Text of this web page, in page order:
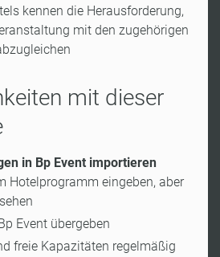
kennen die Herausforderung,
mit den zugehörigen
mit dieser
in Bp Event importieren
Hotelprogramm eingeben, aber
Event übergeben
freie Kapazitäten regelmäßig